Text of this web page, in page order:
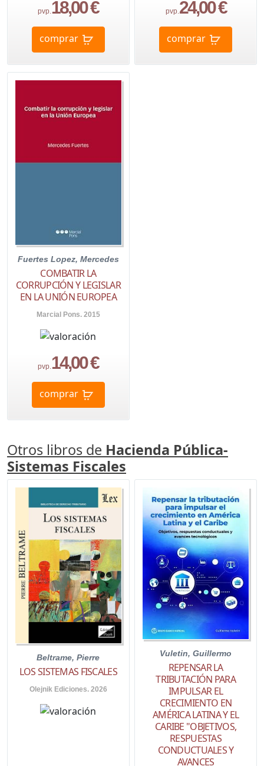
pvp. 18,00 €
comprar
pvp. 24,00 €
comprar
Fuertes Lopez, Mercedes
COMBATIR LA
CORRUPCIÓN Y LEGISLAR
EN LA UNIÓN EUROPEA
Marcial Pons. 2015
pvp.14,00 €
comprar
Otros libros de Hacienda Pública-
Sistemas Fiscales
Beltrame, Pierre
LOS SISTEMAS FISCALES
Olejnik Ediciones. 2026
Vuletin, Guillermo
REPENSAR LA
TRIBUTACIÓN PARA
IMPULSAR EL
CRECIMIENTO EN
AMÉRICA LATINA Y EL
CARIBE "OBJETIVOS,
RESPUESTAS
CONDUCTUALES Y
AVANCES